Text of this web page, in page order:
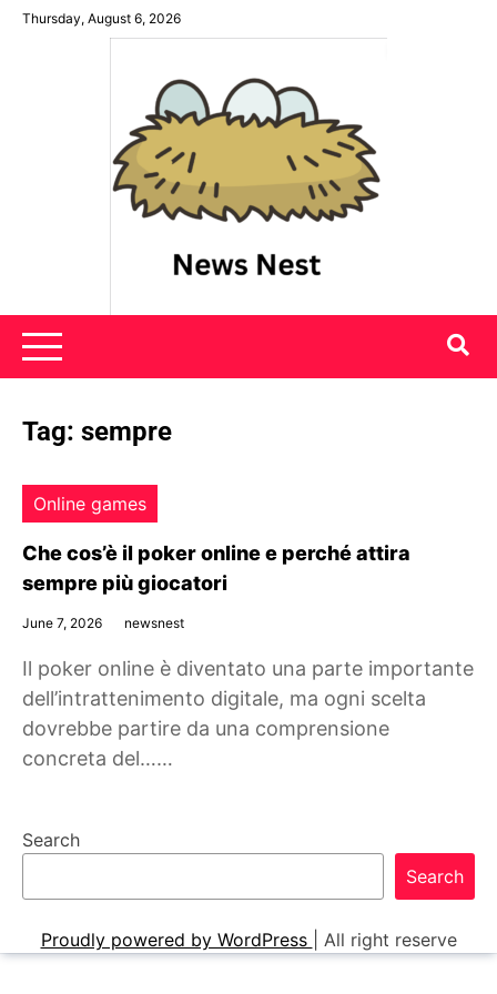
SkipThursday, August 6, 2026
News Nest
Tag: sempre
Online games
Che cos’è il poker online e perché attira
sempre più giocatori
June 7, 2026 newsnest
Il poker online è diventato una parte importante
dell’intrattenimento digitale, ma ogni scelta
dovrebbe partire da una comprensione
concreta del……
Search
Search
Proudly powered by WordPress All right reserve